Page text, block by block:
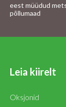
eest müüdud
põllumaad
Leia kiirelt
Oksjonid